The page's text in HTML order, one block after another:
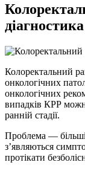
Колоректальний
онкологічних
онкологічних
випадків КРР
ранній стадії.
Проблема —
з’являються
протікати